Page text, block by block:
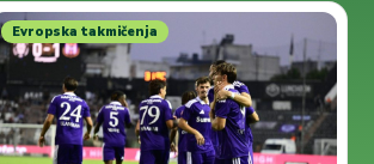
Evropska takmičenja